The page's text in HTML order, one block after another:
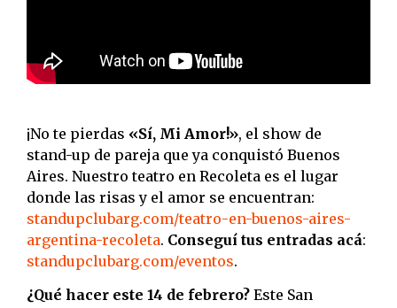
¡No te pierdas «Sí, Mi Amor!», el show de
stand-up de pareja que ya conquistó Buenos
Aires. Nuestro teatro en Recoleta es el lugar
donde las risas y el amor se encuentran:
standupclubarg.com/teatro-en-buenos-aires-
argentina-recoleta. Conseguí tus entradas acá:
standupclubarg.com/eventos.
¿Qué hacer este 14 de febrero? Este San